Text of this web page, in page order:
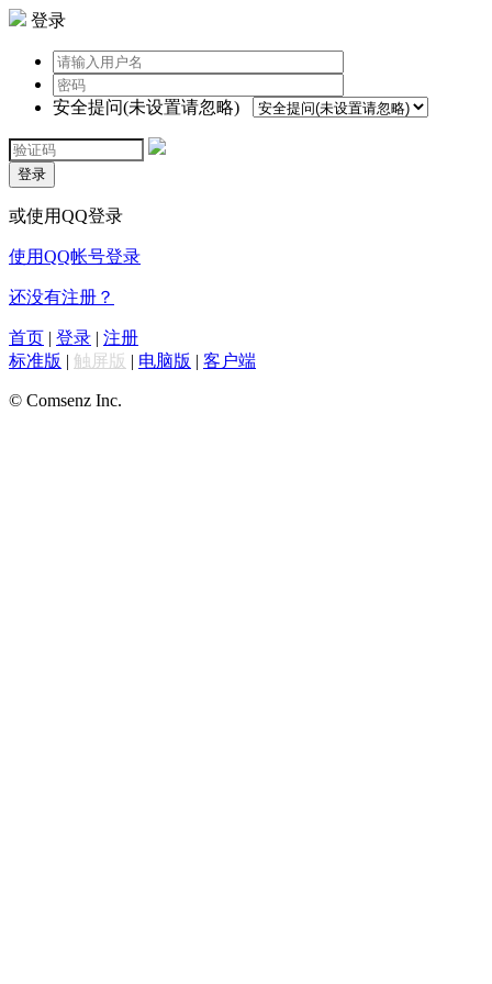
登录
安全提问(未设置请忽略)
登录
或使用QQ登录
使用QQ帐号登录
还没有注册？
首页 | 登录 | 注册
标准版 | 触屏版 | 电脑版 | 客户端
© Comsenz Inc.